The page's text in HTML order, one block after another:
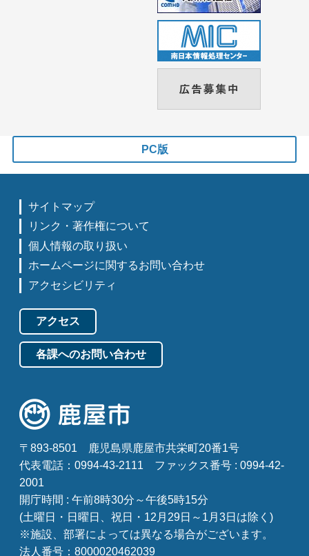
PC版
サイトマップ
リンク・著作権について
個人情報の取り扱い
ホームページに関するお問い合わせ
アクセシビリティ
アクセス
各課へのお問い合わせ
〒893-8501
鹿児島県鹿屋市共栄町20番1号
代表電話：0994-43-2111
ファックス番号 : 0994-42-
2001
開庁時間 : 午前8時30分～午後5時15分
(土曜日・日曜日、祝日・12月29日～1月3日は除く)
※施設、部署によっては異なる場合がございます。
法人番号：8000020462039